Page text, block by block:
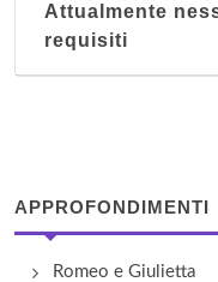
Nettuno
Resort Hotel Le
Attualmente
requisiti
APPROFONDIMENTI
Romeo e Giulietta